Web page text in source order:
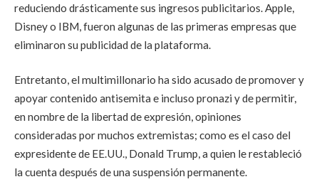
reduciendo drásticamente sus ingresos publicitarios. Apple,
Disney o IBM, fueron algunas de las primeras empresas que
eliminaron su publicidad de la plataforma.
Entretanto, el multimillonario ha sido acusado de promover y
apoyar contenido antisemita e incluso pronazi y de permitir,
en nombre de la libertad de expresión, opiniones
consideradas por muchos extremistas; como es el caso del
expresidente de EE.UU., Donald Trump, a quien le restableció
la cuenta después de una suspensión permanente.